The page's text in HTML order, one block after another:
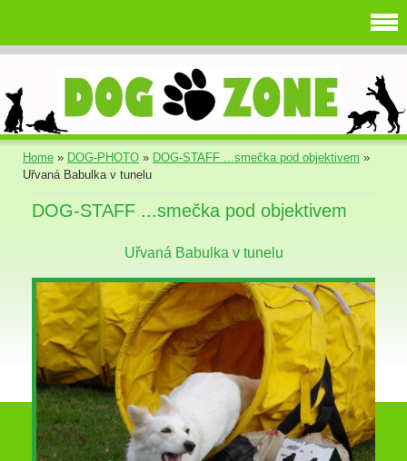
Home » DOG-PHOTO » DOG-STAFF ...smečka pod objektivem »
Uřvaná Babulka v tunelu
DOG-STAFF ...smečka pod objektivem
Uřvaná Babulka v tunelu